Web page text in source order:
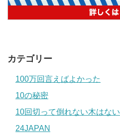
カテゴリー
100万回言えばよかった
10の秘密
10回切って倒れない木はない
24JAPAN